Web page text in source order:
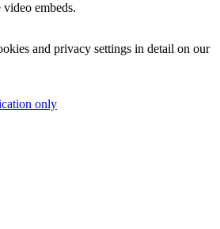
embeds.
and privacy settings in detail on our
only